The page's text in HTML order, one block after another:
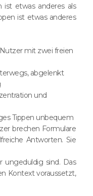
ist etwas anderes als
ist etwas anderes
mit zwei freien
abgelenkt
und
Tippen unbequem
brechen Formulare
Antworten. Sie
ungeduldig sind. Das
Kontext voraussetzt,